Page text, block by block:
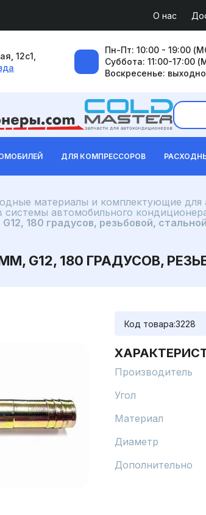
О нас
12с1,
Пн-Пт: 10:00 - 19:00
Суббота: 11:00-17:00
Воскресенье:
ДЛЯ КОМПРЕССОРОВ
материалы и комплектующие
системы автомобильного
180 градусов, резьбовой, стальной
G12, 180 ГРАДУСОВ,
Код товара:3228
Производитель
Угол
Материал
Диаметр
Дополнительно